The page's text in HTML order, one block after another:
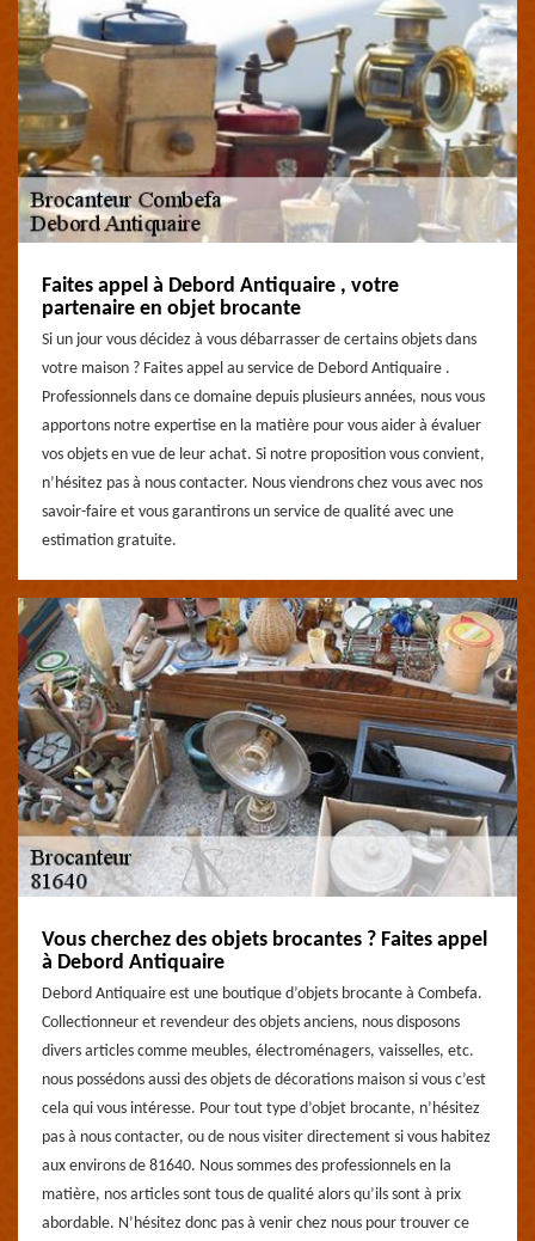
Faites appel à Debord Antiquaire , votre
partenaire en objet brocante
Si un jour vous décidez à vous débarrasser de certains objets dans
votre maison ? Faites appel au service de Debord Antiquaire .
Professionnels dans ce domaine depuis plusieurs années, nous vous
apportons notre expertise en la matière pour vous aider à évaluer
vos objets en vue de leur achat. Si notre proposition vous convient,
n’hésitez pas à nous contacter. Nous viendrons chez vous avec nos
savoir-faire et vous garantirons un service de qualité avec une
estimation gratuite.
Vous cherchez des objets brocantes ? Faites appel
à Debord Antiquaire
Debord Antiquaire est une boutique d’objets brocante à Combefa.
Collectionneur et revendeur des objets anciens, nous disposons
divers articles comme meubles, électroménagers, vaisselles, etc.
nous possédons aussi des objets de décorations maison si vous c’est
cela qui vous intéresse. Pour tout type d’objet brocante, n’hésitez
pas à nous contacter, ou de nous visiter directement si vous habitez
aux environs de 81640. Nous sommes des professionnels en la
matière, nos articles sont tous de qualité alors qu’ils sont à prix
abordable. N’hésitez donc pas à venir chez nous pour trouver ce